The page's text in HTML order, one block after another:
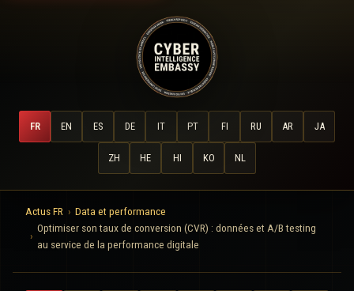
FR EN ES DE IT PT FI RU AR JA
ZH HE HI KO NL
Actus FR
Data et performance
Optimiser son taux de conversion (CVR) : données et A/B testing
au service de la performance digitale